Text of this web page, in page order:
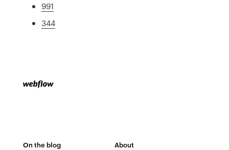
991
344
On the blog About